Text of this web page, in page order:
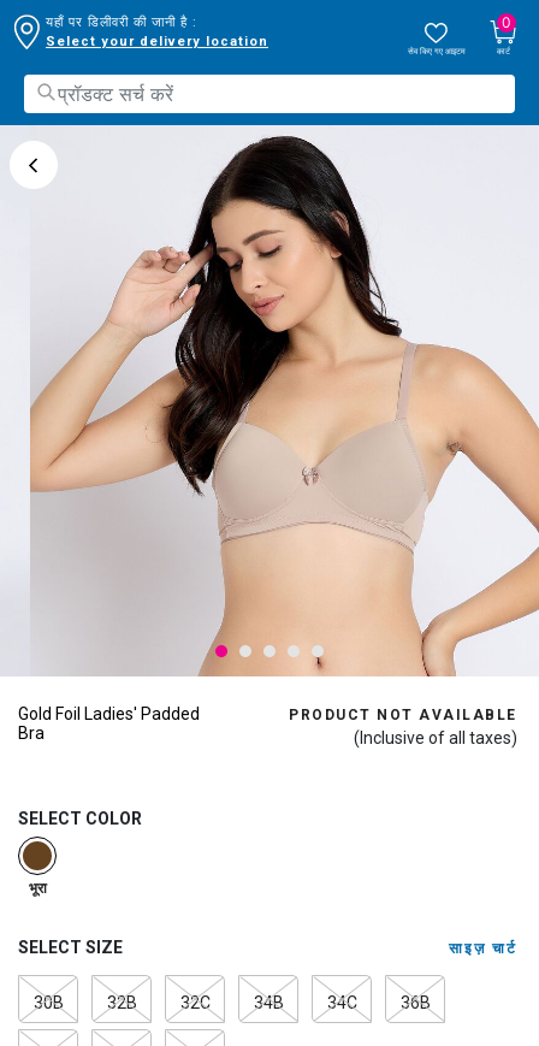
यहाँ पर डिलीवरी की जानी है :
Select your delivery location
सेव किए गए आइटम
0
कार्ट
Gold Foil Ladies' Padded
Bra
PRODUCT NOT AVAILABLE
(Inclusive of all taxes)
SELECT COLOR
selected
भूरा
SELECT SIZE साइज़ चार्ट
30B 32B 32C 34B 34C 36B